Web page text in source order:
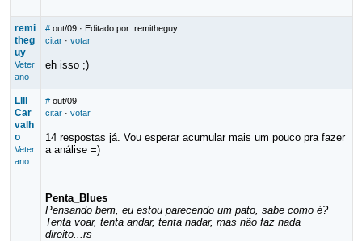
remi
theg
uy
Veter
ano
# out/09· Editado por: remitheguy
citar· votar
eh isso ;)
Lili
Car
valh
o
Veter
ano
# out/09
citar· votar
14 respostas já. Vou esperar acumular mais um pouco pra fazer
a análise =)
Penta_Blues
Pensando bem, eu estou parecendo um pato, sabe como é?
Tenta voar, tenta andar, tenta nadar, mas não faz nada
direito...rs